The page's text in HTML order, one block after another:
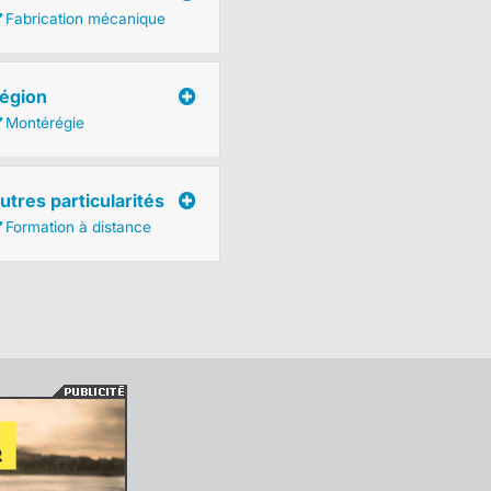
Fabrication mécanique
Montérégie
particularités
Formation à distance